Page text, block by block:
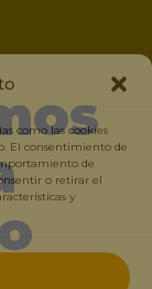
como las cookies
El consentimiento de
de
o retirar el
y